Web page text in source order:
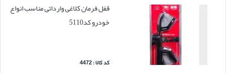
قفل فرمان کلاغی وارداتی مناسب انواع
خودرو کد5110
کد کالا : 4472